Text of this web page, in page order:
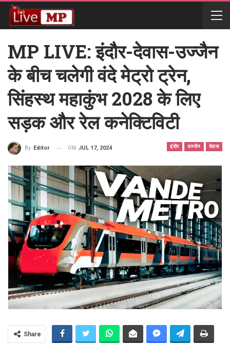
MP LIVE: इंदौर-देवास-उज्जैन
के बीच चलेगी वंदे मेट्रो ट्रेन,
सिंहस्थ महाकुंभ 2028 के लिए
सड़क और रेल कनेक्टिविटी
इंदौर उज्जैन देवास
By Editor ON JUL 17, 2024
Share